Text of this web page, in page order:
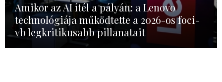
Amikor az AI ítél a pályán: a Lenovo
technológiája működtette a 2026-os foci-
vb legkritikusabb pillanatait